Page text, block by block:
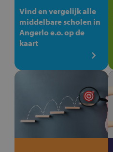
Vind en vergelijk alle
middelbare scholen in
Angerlo e.o. op de
kaart